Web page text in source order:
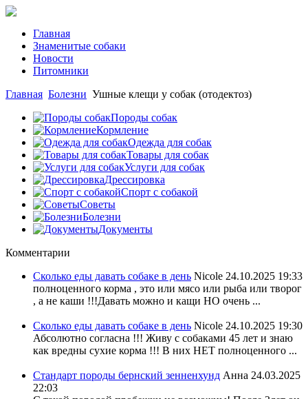
Главная
Знаменитые собаки
Новости
Питомники
Главная Болезни Ушные клещи у собак (отодектоз)
Породы собак
Кормление
Одежда для собак
Товары для собак
Услуги для собак
Дрессировка
Спорт с собакой
Советы
Болезни
Документы
Комментарии
Сколько еды давать собаке в день Nicole 24.10.2025 19:33
полноценного корма , это или мясо или рыба или творог
, а не каши !!!Давать можно и кащи НО очень ...
Сколько еды давать собаке в день Nicole 24.10.2025 19:30
Абсолютно согласна !!! Живу с собаками 45 лет и знаю
как вредны сухие корма !!! В них НЕТ полноценного ...
Стандарт породы бернский зенненхунд Анна 24.03.2025
22:03